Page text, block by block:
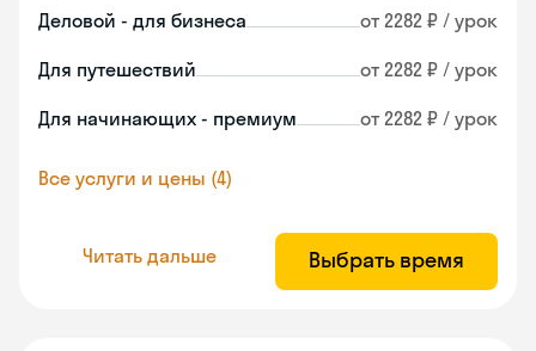
Деловой - для бизнеса от 2282 ₽ / урок
Для путешествий от 2282 ₽ / урок
Для начинающих - премиум от 2282 ₽ / урок
Все услуги и цены (4)
Читать дальше Выбрать время